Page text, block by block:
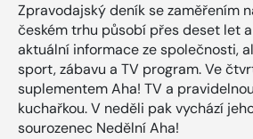
Zpravodajský deník se zaměřením
českém trhu působí přes deset let
aktuální informace ze společnosti,
sport, zábavu a TV program. Ve
suplementem Aha! TV a
kuchařkou. V neděli pak vychází
sourozenec Nedělní Aha!